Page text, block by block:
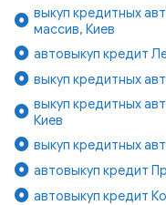
выкуп кредитных
массив, Киев
автовыкуп кредит
выкуп кредитных
выкуп кредитных
Киев
выкуп кредитных
автовыкуп кредит
автовыкуп кредит